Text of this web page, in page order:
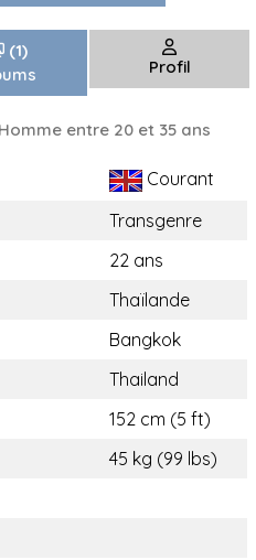
(1)
Profil
entre 20 et 35 ans
Courant
Transgenre
22 ans
Thaïlande
Bangkok
Thailand
152 cm (5 ft)
45 kg (99 lbs)